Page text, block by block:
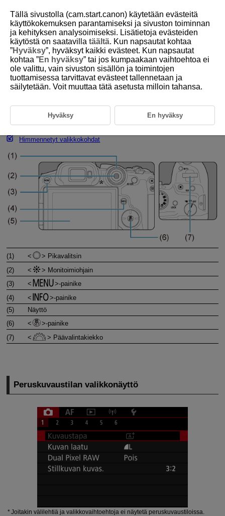
D180-024
Valikkotoiminnot ja ‑asetukset
Peruskuvaustilan valikkonäyttö
Luovan kuvauksen valikkonäyttö
Himmennetyt valikkokohdat
(1)
Pikavalitsin
(2)
Monitoimiohjain
(3)
-painike
(4)
-painike
(5)
Näyttö
(6)
-painike
(7)
Päävalintakiekko
Peruskuvaustilan valikkonäyttö
Joitakin välilehtiä ja valikkovaihtoehtoja ei näytetä peruskuvaustiloissa.
Tällä sivustolla (cam.start.canon) käytetään evästeitä
käyttökokemuksen parantamiseksi ja sivuston toiminnan
ja kehityksen analysoimiseksi. Lisätietoja evästeiden
käytöstä on saatavilla täältä. Kun napsautat kohtaa
”Hyväksy”, hyväksyt kaikki evästeet. Kun napsautat
kohtaa ”En hyväksy” tai jos kumpaakaan vaihtoehtoa ei
ole valittu, vain sivuston sisällön ja toimintojen
tuottamisessa tarvittavat evästeet tallennetaan ja
säilytetään. Voit muuttaa tätä asetusta milloin tahansa.
Hyväksy En hyväksy